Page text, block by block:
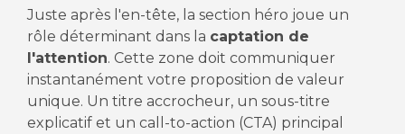
Juste après l'en-tête, la section héro joue un
rôle déterminant dans la captation de
l'attention. Cette zone doit communiquer
instantanément votre proposition de valeur
unique. Un titre accrocheur, un sous-titre
explicatif et un call-to-action (CTA) principal